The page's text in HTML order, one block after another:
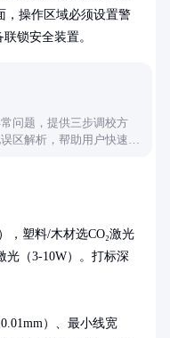
，操作区域必须设置警
锁安全装置。
问题，提供三步调校方
区解析，帮助用户快速恢
，塑料/木材选CO₂激光
光（3-10W）。打标深
）、最小线宽